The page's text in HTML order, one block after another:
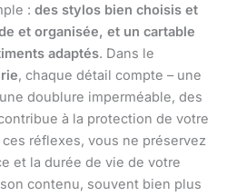
: des stylos bien choisis et
et organisée, et un cartable
adaptés. Dans le
, chaque détail compte – une
doublure imperméable, des
à la protection de votre
réflexes, vous ne préservez
et la durée de vie de votre
contenu, souvent bien plus